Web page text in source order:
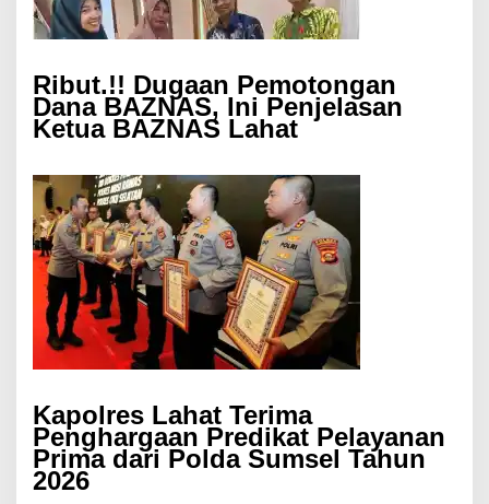
Ribut.!! Dugaan Pemotongan
Dana BAZNAS, Ini Penjelasan
Ketua BAZNAS Lahat
Kapolres Lahat Terima
Penghargaan Predikat Pelayanan
Prima dari Polda Sumsel Tahun
2026